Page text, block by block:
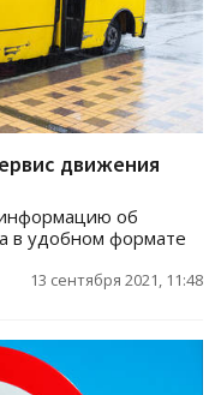
движения
информацию об
в удобном формате
13 сентября 2021, 11:48